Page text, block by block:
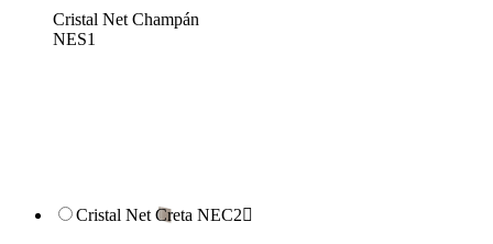
Cristal Net Champán
NES1
Cristal Net Creta NEC2